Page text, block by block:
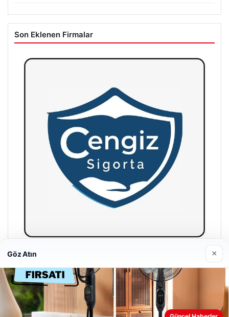
Son Eklenen Firmalar
Hastaş Beton
26/05/2026
Göz Atın ×